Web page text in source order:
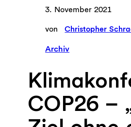
3. November 2021
von Christopher
Archiv
COP26 –